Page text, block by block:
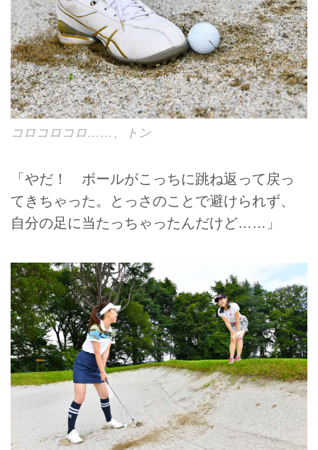
コロコロコロ……、トン
「やだ！ ボールがこっちに跳ね返って戻っ
てきちゃった。とっさのことで避けられず、
自分の足に当たっちゃったんだけど……」